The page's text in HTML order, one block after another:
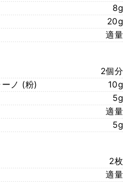
8g
20g
適量
2個分
ノ (粉)
10g
5g
適量
5g
2枚
適量